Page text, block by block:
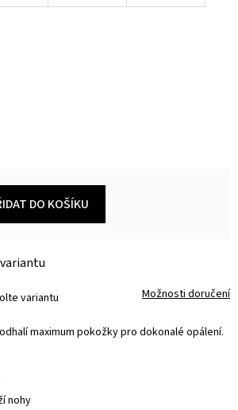
variantu Možnosti doručení
DO KOŠÍKU
maximum pokožky pro dokonalé opálení.
nohy